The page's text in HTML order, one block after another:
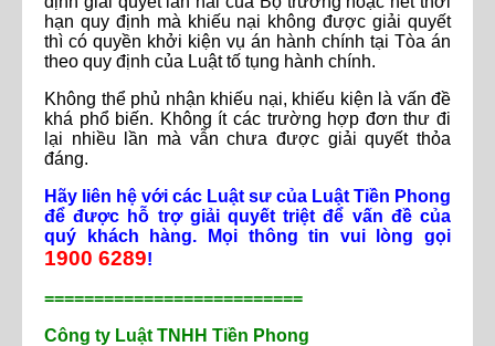
hạn quy định mà khiếu nại không được giải quyết
thì có quyền khởi kiện vụ án hành chính tại Tòa án
theo quy định của Luật tố tụng hành chính.
Không thể phủ nhận khiếu nại, khiếu kiện là vấn đề
khá phổ biến. Không ít các trường hợp đơn thư đi
lại nhiều lần mà vẫn chưa được giải quyết thỏa
đáng.
Hãy liên hệ với các Luật sư của Luật Tiền Phong
để được hỗ trợ giải quyết triệt để vấn đề của
quý khách hàng. Mọi thông tin vui lòng gọi
1900 6289!
==========================
Công ty Luật TNHH Tiền Phong